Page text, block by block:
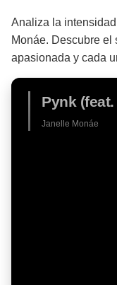
Analiza la
Monáe. Descubre el
apasionada y cada
Pynk
Janelle Monáe